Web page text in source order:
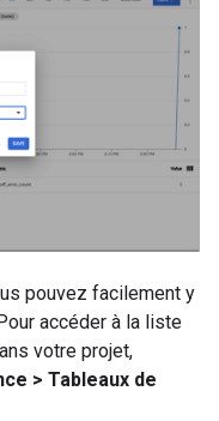
pouvez facilement y
accéder à la liste
votre projet,
> Tableaux de